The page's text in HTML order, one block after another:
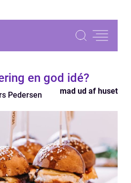
en god idé?
Pedersen mad ud af huset